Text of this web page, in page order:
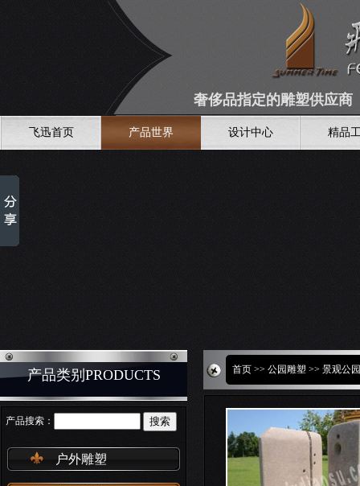
奢侈品指定的雕塑供应
飞迅首页 产品世界 设计中心 精品
产品类别PRODUCTS
产品搜索：
户外雕塑
首页 >> 公园雕塑 >> 景观公园